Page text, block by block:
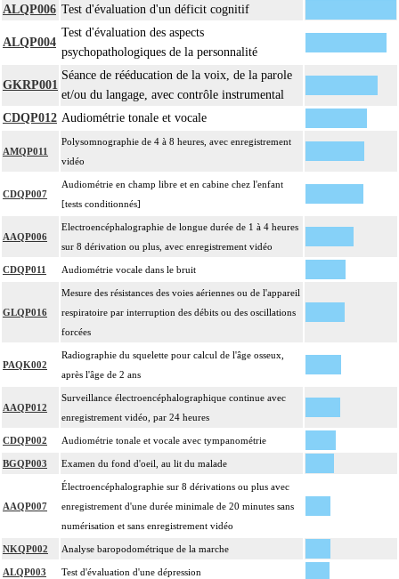
ALQP006 Test d'évaluation d'un déficit cognitif
ALQP004
Test d'évaluation des aspects
psychopathologiques de la personnalité
GKRP001
Séance de rééducation de la voix, de la parole
et/ou du langage, avec contrôle instrumental
CDQP012 Audiométrie tonale et vocale
AMQP011
Polysomnographie de 4 à 8 heures, avec enregistrement
vidéo
CDQP007
Audiométrie en champ libre et en cabine chez l'enfant
[tests conditionnés]
AAQP006
Electroencéphalographie de longue durée de 1 à 4 heures
sur 8 dérivation ou plus, avec enregistrement vidéo
CDQP011 Audiométrie vocale dans le bruit
GLQP016
Mesure des résistances des voies aériennes ou de l'appareil
respiratoire par interruption des débits ou des oscillations
forcées
PAQK002
Radiographie du squelette pour calcul de l'âge osseux,
après l'âge de 2 ans
AAQP012
Surveillance électroencéphalographique continue avec
enregistrement vidéo, par 24 heures
CDQP002 Audiométrie tonale et vocale avec tympanométrie
BGQP003 Examen du fond d'oeil, au lit du malade
AAQP007
Électroencéphalographie sur 8 dérivations ou plus avec
enregistrement d'une durée minimale de 20 minutes sans
numérisation et sans enregistrement vidéo
NKQP002 Analyse baropodométrique de la marche
ALQP003 Test d'évaluation d'une dépression